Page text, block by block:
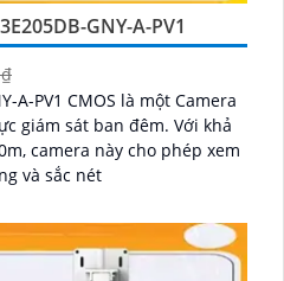
GNY-A-PV1
A-PV1 CMOS là một Camera
sát ban đêm. Với khả
camera này cho phép xem
và sắc nét